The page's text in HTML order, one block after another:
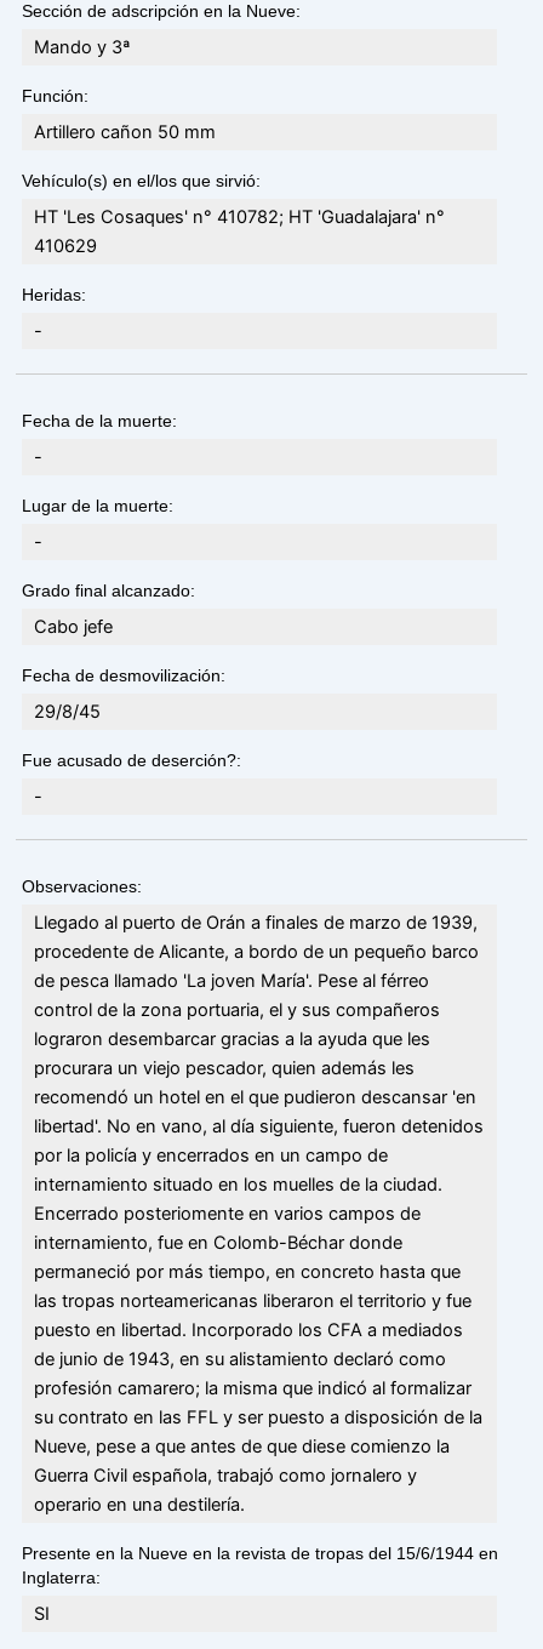
Sección de adscripción en la Nueve:
Mando y 3ª
Función:
Artillero cañon 50 mm
Vehículo(s) en el/los que sirvió:
HT 'Les Cosaques' n° 410782; HT 'Guadalajara' n°
410629
Heridas:
-
Fecha de la muerte:
-
Lugar de la muerte:
-
Grado final alcanzado:
Cabo jefe
Fecha de desmovilización:
29/8/45
Fue acusado de deserción?:
-
Observaciones:
Llegado al puerto de Orán a finales de marzo de 1939,
procedente de Alicante, a bordo de un pequeño barco
de pesca llamado 'La joven María'. Pese al férreo
control de la zona portuaria, el y sus compañeros
lograron desembarcar gracias a la ayuda que les
procurara un viejo pescador, quien además les
recomendó un hotel en el que pudieron descansar 'en
libertad'. No en vano, al día siguiente, fueron detenidos
por la policía y encerrados en un campo de
internamiento situado en los muelles de la ciudad.
Encerrado posteriomente en varios campos de
internamiento, fue en Colomb-Béchar donde
permaneció por más tiempo, en concreto hasta que
las tropas norteamericanas liberaron el territorio y fue
puesto en libertad. Incorporado los CFA a mediados
de junio de 1943, en su alistamiento declaró como
profesión camarero; la misma que indicó al formalizar
su contrato en las FFL y ser puesto a disposición de la
Nueve, pese a que antes de que diese comienzo la
Guerra Civil española, trabajó como jornalero y
operario en una destilería.
Presente en la Nueve en la revista de tropas del 15/6/1944 en
Inglaterra:
SI